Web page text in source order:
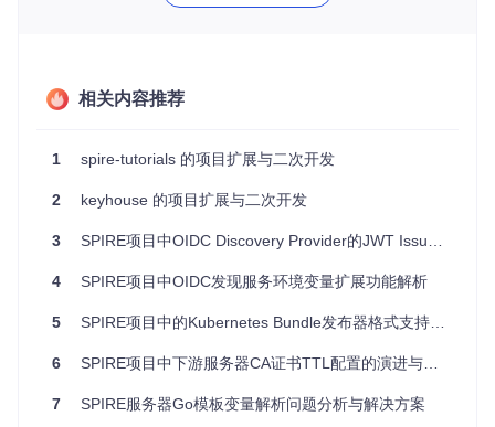
图，更加注重实践效果。
多平台支持：支持在多种 Unix-like 系统上运行，目前正逐
步增加对更多系统的支持。
源代码开放
：所有的源代码都在 GitHub 上公开，透明度极
新环境。
到生产环境。
日常运维：定期更新系统补丁、配置文件，或者监控和调
整资源使用情况。
实验与研究：在多个虚拟机环境中快速进行软件测试和比
相关内容推荐
1 spire-tutorials 的项目扩展与二次开发
2 keyhouse 的项目扩展与二次开发
3 SPIRE项目中OIDC Discovery Provider的JWT Issuer可配置化改进
4 SPIRE项目中OIDC发现服务环境变量扩展功能解析
5 SPIRE项目中的Kubernetes Bundle发布器格式支持演进
6 SPIRE项目中下游服务器CA证书TTL配置的演进与优化
7 SPIRE服务器Go模板变量解析问题分析与解决方案